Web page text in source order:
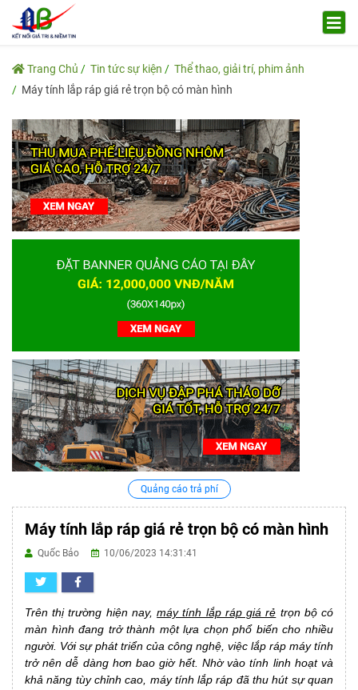
Trang Chủ Tin tức sự kiện
Thể thao, giải trí, phim ảnh
Máy tính lắp ráp giá rẻ trọn bộ có màn hình
Quảng cáo trả phí
Máy tính lắp ráp giá rẻ trọn bộ có màn hình
Quốc Bảo 10/06/2023 14:31:41
Trên thị trường hiện nay,máy tính lắp ráp giá rẻ trọn bộ có
màn hình đang trở thành một lựa chọn phổ biến cho nhiều
người. Với sự phát triển của công nghệ, việc lắp ráp máy tính
trở nên dễ dàng hơn bao giờ hết. Nhờ vào tính linh hoạt và
khả năng tùy chỉnh cao, máy tính lắp ráp đã thu hút sự quan